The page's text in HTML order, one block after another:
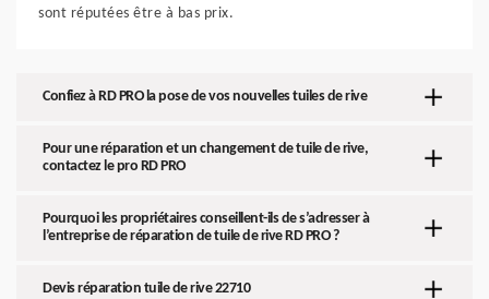
sont réputées être à bas prix.
Confiez à RD PRO la pose de vos nouvelles tuiles de rive
Pour une réparation et un changement de tuile de rive,
contactez le pro RD PRO
Pourquoi les propriétaires conseillent-ils de s’adresser à
l’entreprise de réparation de tuile de rive RD PRO ?
Devis réparation tuile de rive 22710